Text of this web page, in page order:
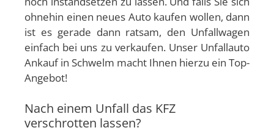
ohnehin einen neues Auto kaufen wollen, dann
ist es gerade dann ratsam, den Unfallwagen
einfach bei uns zu verkaufen. Unser Unfallauto
Ankauf in Schwelm macht Ihnen hierzu ein Top-
Angebot!
Nach einem Unfall das KFZ
verschrotten lassen?